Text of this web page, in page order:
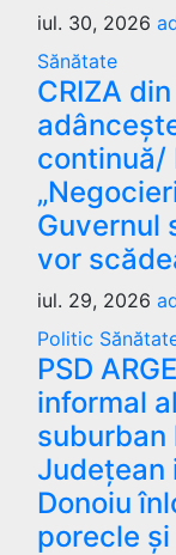
iul. 30, 2026
Sănătate
CRIZA
continuă/
Guvernul
vor
iul. 29, 2026
Politic
PSD
informal
suburban
Județean
Donoiu
porecle